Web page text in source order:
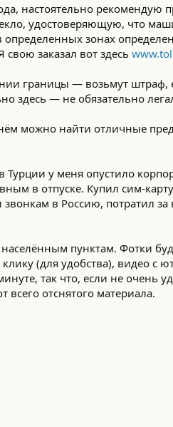
настоятельно рекомендую
удостоверяющую, что
определенных зонах
заказал вот здесь
границы — возьмут штраф,
здесь — не обязательно
можно найти отличные
Турции у меня опустило
в отпуске. Купил сим-
в Россию, потратил за
пунктам. Фотки
(для удобства), видео с
так что, если не очень
всего отснятого материала.